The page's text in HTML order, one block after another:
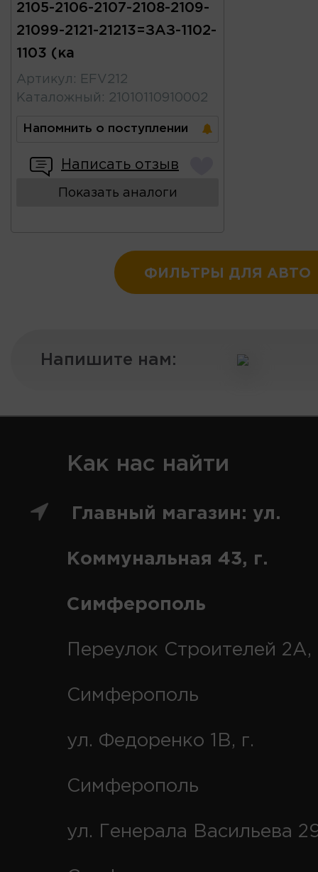
2105-2106-2107-2108-2109-
21099-2121-21213=ЗАЗ-1102-
1103 (ка
Артикул :
EFV212
Каталожный : 21010110910002
Напомнить о поступлении
Написать отзыв
Показать аналоги
ФИЛЬТРЫ ДЛЯ АВТО
Напишите нам:
Как нас найти
Главный магазин: ул.
Коммунальная 43, г.
Симферополь
Переулок Строителей 2А,
Симферополь
ул. Федоренко 1В, г.
Симферополь
ул. Генерала Васильева